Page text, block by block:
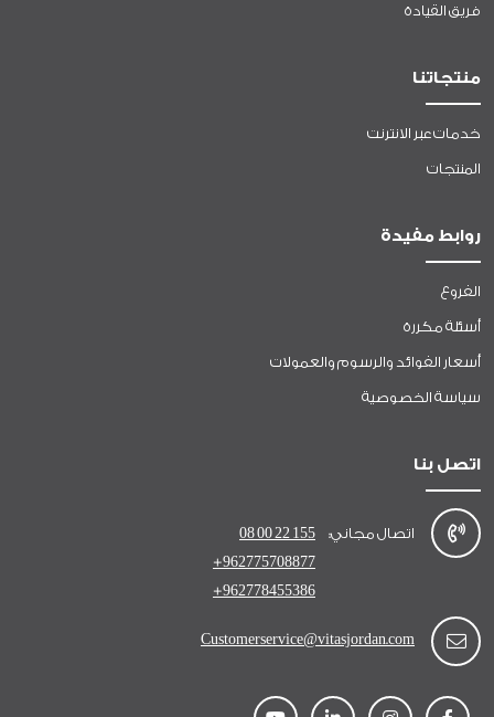
فريق القيادة
منتجاتنا
خدمات عبر الانترنت
المنتجات
روابط مفيدة
الفروع
أسئلة مكررة
أسعار الفوائد والرسوم والعمولات
سياسة الخصوصية
اتصل بنا
اتصال مجاني:
08 00 22 155
+962775708877
+962778455386
Customerservice@vitasjordan.com